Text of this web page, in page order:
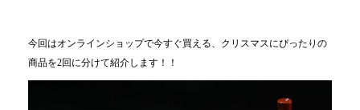
今回はオンラインショップで今すぐ買える、クリスマスにぴったりの
商品を2回に分けて紹介します！！